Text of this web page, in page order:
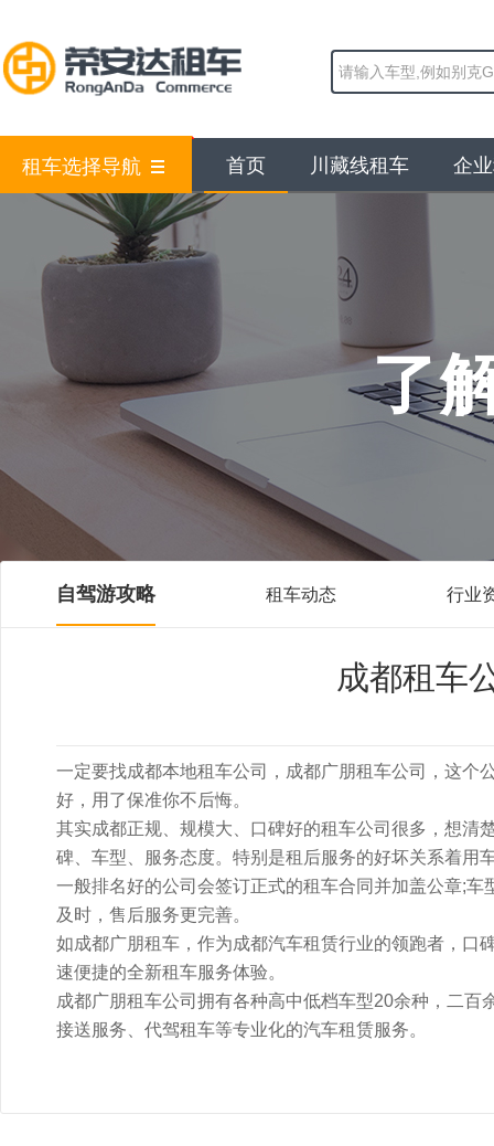
租车选择导航 首页 川藏线租车 企
了
自驾游攻略 租车动态 行业
成都租车
一定要找成都本地租车公司，成都广朋租车公司，这个
好，用了保准你不后悔。
其实成都正规、规模大、口碑好的租车公司很多，想清
碑、车型、服务态度。特别是租后服务的好坏关系着用
一般排名好的公司会签订正式的租车合同并加盖公章;
及时，售后服务更完善。
如成都广朋租车，作为成都汽车租赁行业的领跑者，口
速便捷的全新租车服务体验。
成都广朋租车公司拥有各种高中低档车型20余种，二
接送服务、代驾租车等专业化的汽车租赁服务。